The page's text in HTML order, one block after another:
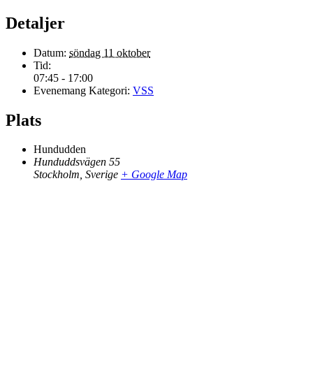
Detaljer
Datum: söndag 11 oktober
Tid:
07:45 - 17:00
Evenemang Kategori: VSS
Plats
Hundudden
Hunduddsvägen 55
Stockholm, Sverige + Google Map